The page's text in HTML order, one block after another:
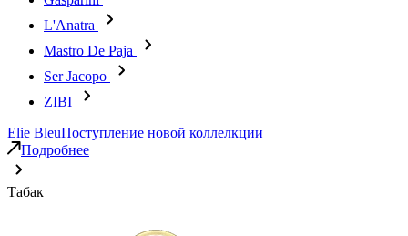
L'Anatra
Mastro De Paja
Ser Jacopo
ZIBI
Elie BleuПоступление новой коллелкции
Подробнее
Табак